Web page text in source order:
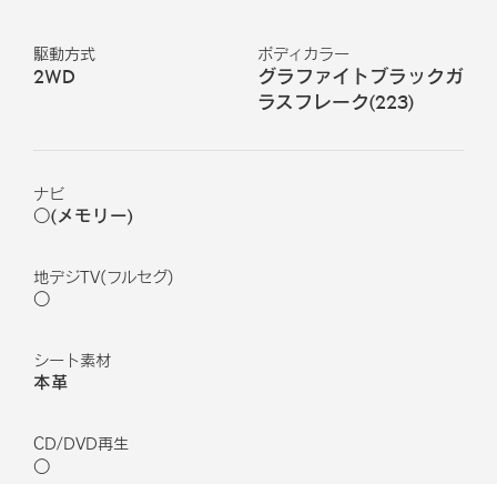
駆動方式
2WD
ボディカラー
グラファイトブラックガ
ラスフレーク(223)
ナビ
○(メモリー)
地デジTV(フルセグ)
○
シート素材
本革
CD/DVD再生
○